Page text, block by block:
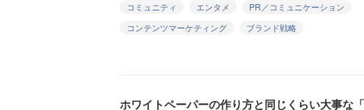
コミュニティ エンタメ
PR／コミュニケーション
コンテンツマーケティング
ブランド戦略
ホワイトペーパーの作り方と同じくらい大事な